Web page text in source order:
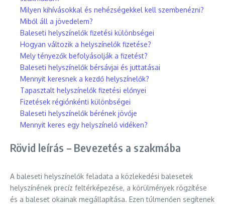
Milyen kihívásokkal és nehézségekkel kell szembenézni?
Miből áll a jövedelem?
Baleseti helyszínelők fizetési különbségei
Hogyan változik a helyszínelők fizetése?
Mely tényezők befolyásolják a fizetést?
Baleseti helyszínelők bérsávjai és juttatásai
Mennyit keresnek a kezdő helyszínelők?
Tapasztalt helyszínelők fizetési előnyei
Fizetések régiónkénti különbségei
Baleseti helyszínelők bérének jövője
Mennyit keres egy helyszínelő vidéken?
Rövid leírás – Bevezetés a szakmába
A baleseti helyszínelők feladata a közlekedési balesetek
helyszínének precíz feltérképezése, a körülmények rögzítése
és a baleset okainak megállapítása. Ezen túlmenően segítenek